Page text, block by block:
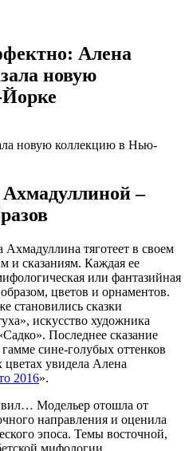
Алена
новую
–
тяготеет в своем
и сказаниям. Каждая ее
или фантазийная
цветов и орнаментов.
становились сказки
искусство художника
Последнее сказание
сине-голубых оттенков
увидела Алена
2016».
Модельер отошла от
направления и оценила
эпоса. Темы восточной,
мифологии